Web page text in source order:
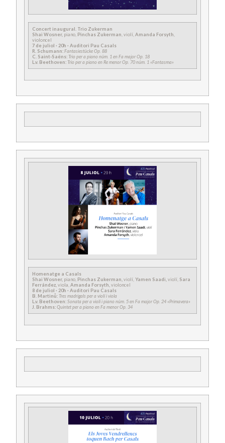
Concert inaugural. Trio Zukerman
Shai Wosner, piano, Pinchas Zukerman , violí, Amanda Forsyth
violoncel
7 de juliol · 20h · Auditori Pau Casals
R. Schumann:Fantasiestücke Op. 88
C. Saint-Saëns:Trio per a piano núm. 1 en Fa major Op. 18
L.v. Beethoven:Trio per a piano en Re menor Op. 70 núm. 1 «Fantasma»
Homenatge a Casals
Shai Wosner, piano, Pinchas Zukerman, violí, Yamen Saadi, violí, Sara
Ferrández, viola, Amanda Forsyth, violoncel
8 de juliol · 20h · Auditori Pau Casals
B. Martinů:Tres madrigals per a violí i viola
L.v. Beethoven: Sonata per a violí i piano núm. 5 en Fa major Op. 24 «Primavera»
J. Brahms:Quintet per a piano en Fa menor Op. 34